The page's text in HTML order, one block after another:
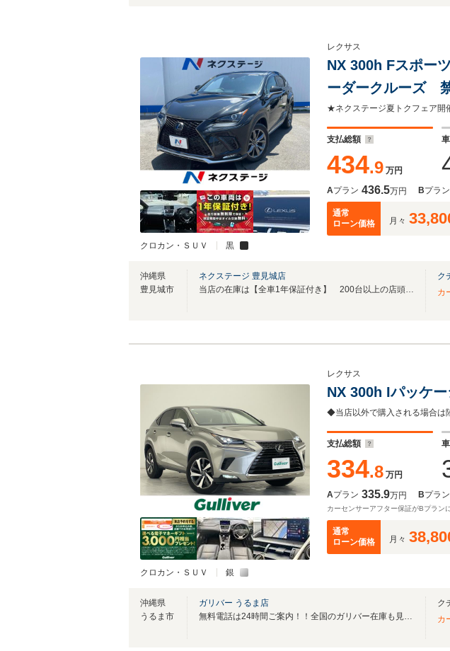
クロカン・ＳＵＶ 黒
レクサス
NX 300h Fスポ
ーダークルーズ
コン ドラレコ
支払総額
434.9 万円
Aプラン 436.5万円 Bプラン
通常
ローン価格
月々
沖縄県
豊見城市
ネクステージ 豊見城店
当店の在庫は【全車1年保証付き】 200台以上の店頭在庫からじっくり比較可能！
ク
カ
クロカン・ＳＵＶ 銀
レクサス
NX 300h Iパッケ
支払総額
334.8 万円
Aプラン 335.9万円 Bプラン
カーセンサーアフター保証がBプラン
通常
ローン価格
月々
沖縄県
うるま市
ガリバー うるま店
無料電話は24時間ご案内！！全国のガリバー在庫も見たい方は一括照会が可能です！
ク
カ